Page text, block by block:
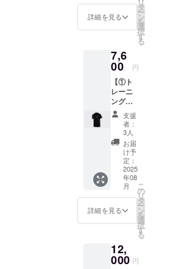
意事
項：掲
は、備
考欄に
をご記
入くだ
さい。
希望さ
れない
場合は
「掲載
なし」
とご記
入くだ
さい。
室温
15℃以
くださ
い。 ・
賞味期
限：お
届け商
品のラ
ベルに
表記 ・
製造者
情報：
(株)山形
ライス
ファー
ム21 ※
商品開
封前に
は必ず
に貼付
された
SHONA
Nのロゴ
をプリ
ントし
ラック
のオリ
ジナルT
シャ
ツ。6.2
オンス
の厚手
でしっ
かりと
した生
地が特
徴で
す。 ・
サイズ
展開：
XS〜
2XL（
確認く
ださ
詳細を見る
タ
ー
ン
を
選
択
す
る
7,6
00 円
【①ト
レーニ
ング
ウェア
+ ②HP
への氏
名掲載
権】 ①
トレー
ニング
ウェア
あらゆ
るス
ポーツ
シーン
で活躍
ラウド
ファン
ディン
支援
者：
3人
お届
け予
定：
2025
年08
月
詳細を見る
こ
の
リ
タ
ー
ン
を
選
択
す
る
12,
000 円